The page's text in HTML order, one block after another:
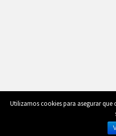
Utilizamos cookies para asegurar que